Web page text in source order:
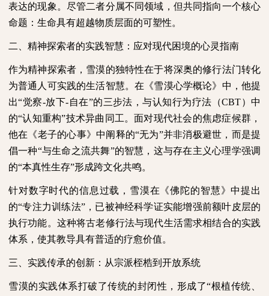
表达的现象。尽管二者分属不同领域，但共同指向一个核心
命题：生命具有超越物质层面的可塑性。
二、精神探索者的实践智慧：应对现代困境的心灵指南
作为精神探索者，雪漠的独特性在于将深奥的修行法门转化
为普通人可实践的生活智慧。在《雪漠心学概论》中，他提
出“觉察-放下-自在”的三步法，与认知行为疗法（CBT）中
的“认知重构”技术异曲同工。面对现代社会的焦虑症候群，
他在《老子的心事》中阐释的“无为”并非消极避世，而是提
倡一种“与生命之流共舞”的智慧，这与存在主义心理学强调
的“本真性生存”形成跨文化共鸣。
针对数字时代的信息过载，雪漠在《佛陀的智慧》中提出
的“专注力训练法”，已被神经科学证实能增强前额叶皮层的
执行功能。这种将古老修行法与现代生活需求相结合的实践
体系，使其教导具有普适的疗愈价值。
三、实践传承的创新：从宗派桎梏到开放系统
雪漠的实践体系打破了传统的封闭性，形成了“根植传统、